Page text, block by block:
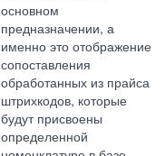
основном
предназначении, а
именно это отображение
сопоставления
обработанных из прайса
штрихкодов, которые
будут присвоены
определенной